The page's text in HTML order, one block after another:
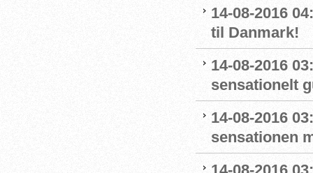
14-08-2016
til Danmark!
14-08-2016
sensationelt
14-08-2016
sensationen